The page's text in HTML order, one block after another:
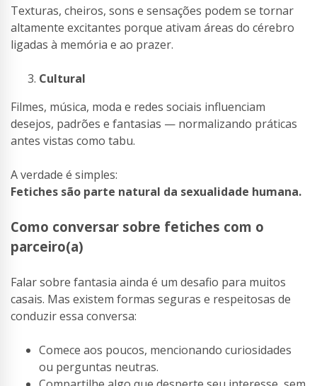
Texturas, cheiros, sons e sensações podem se tornar
altamente excitantes porque ativam áreas do cérebro
ligadas à memória e ao prazer.
Cultural
Filmes, música, moda e redes sociais influenciam
desejos, padrões e fantasias — normalizando práticas
antes vistas como tabu.
A verdade é simples:
Fetiches são parte natural da sexualidade humana.
Como conversar sobre fetiches com o
parceiro(a)
Falar sobre fantasia ainda é um desafio para muitos
casais. Mas existem formas seguras e respeitosas de
conduzir essa conversa:
Comece aos poucos, mencionando curiosidades
ou perguntas neutras.